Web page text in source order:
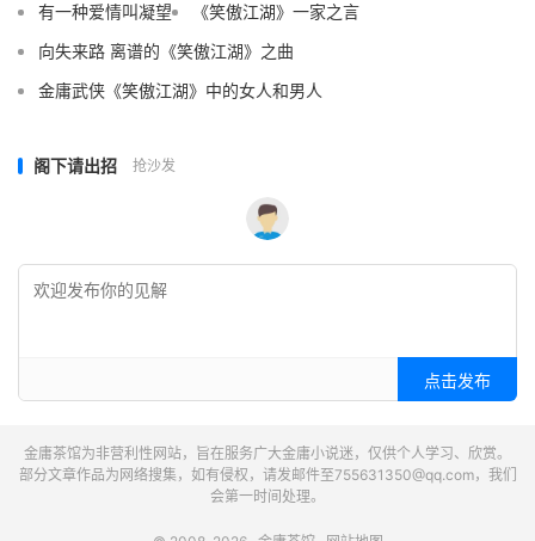
有一种爱情叫凝望
《笑傲江湖》一家之言
向失来路 离谱的《笑傲江湖》之曲
金庸武侠《笑傲江湖》中的女人和男人
阁下请出招 抢沙发
点击发布
金庸茶馆为非营利性网站，旨在服务广大金庸小说迷，仅供个人学习、欣赏。
部分文章作品为网络搜集，如有侵权，请发邮件至755631350@qq.com，我们
会第一时间处理。